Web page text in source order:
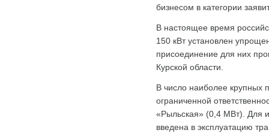
бизнесом в категории
В настоящее время
150 кВт установлен
присоединение для них
Курской области.
В число наиболее крупных
ограниченной
«Рыльская» (0,4 МВт). Для
введена в эксплуатацию